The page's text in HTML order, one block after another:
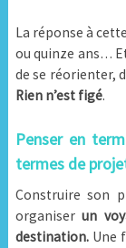
La réponse à
ou quinze ans…
de se réorienter,
Rien n’est figé.
Penser en
termes de
Construire son
organiserun
destination.Une